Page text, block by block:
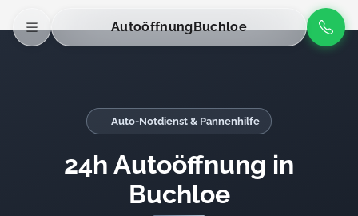
AutoöffnungBuchloe
Auto-Notdienst & Pannenhilfe
24h Autoöffnung in
Buchloe